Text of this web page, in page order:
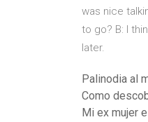
was nice
to go? B: I
later.
Palinodia al
Como
Mi ex mujer